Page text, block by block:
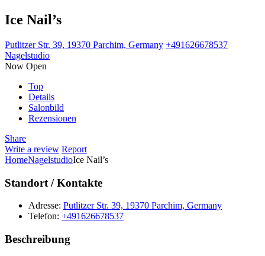
Ice Nail’s
Putlitzer Str. 39, 19370 Parchim, Germany +491626678537
Nagelstudio
Now Open
Top
Details
Salonbild
Rezensionen
Share
Write a review Report
HomeNagelstudioIce Nail’s
Standort / Kontakte
Adresse: Putlitzer Str. 39, 19370 Parchim, Germany
Telefon: +491626678537
Beschreibung